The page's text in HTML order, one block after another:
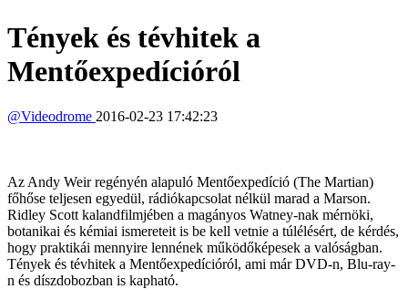
Tények és tévhitek a
Mentőexpedícióról
@Videodrome 2016-02-23 17:42:23
Az Andy Weir regényén alapuló Mentőexpedíció (The Martian)
főhőse teljesen egyedül, rádiókapcsolat nélkül marad a Marson.
Ridley Scott kalandfilmjében a magányos Watney-nak mérnöki,
botanikai és kémiai ismereteit is be kell vetnie a túlélésért, de kérdés,
hogy praktikái mennyire lennének működőképesek a valóságban.
Tények és tévhitek a Mentőexpedícióról, ami már DVD-n, Blu-ray-
n és díszdobozban is kapható.